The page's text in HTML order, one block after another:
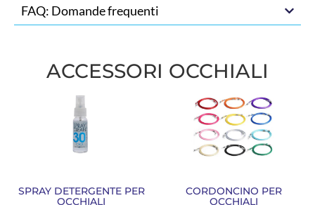
FAQ: Domande frequenti
ACCESSORI OCCHIALI
SPRAY DETERGENTE PER
OCCHIALI
CORDONCINO PER
OCCHIALI